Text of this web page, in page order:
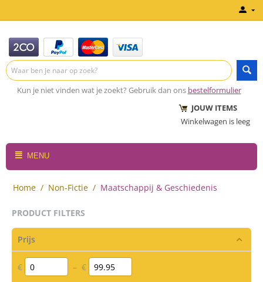
Kun je niet vinden wat je zoekt? Gebruik dan ons bestelformulier
JOUW ITEMS
Winkelwagen is leeg
MENU
Home / Non-Fictie / Maatschappij & Geschiedenis
PRODUCT FILTERS
Prijs
€ – €